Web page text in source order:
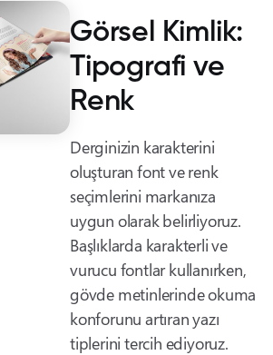
Görsel Kimlik:
Tipografi ve
Renk
Derginizin karakterini
oluşturan font ve renk
seçimlerini markanıza
uygun olarak belirliyoruz.
Başlıklarda karakterli ve
vurucu fontlar kullanırken,
gövde metinlerinde okuma
konforunu artıran yazı
tiplerini tercih ediyoruz.